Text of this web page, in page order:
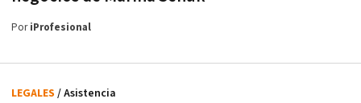
PoriProfesional
LEGALES / Asistencia